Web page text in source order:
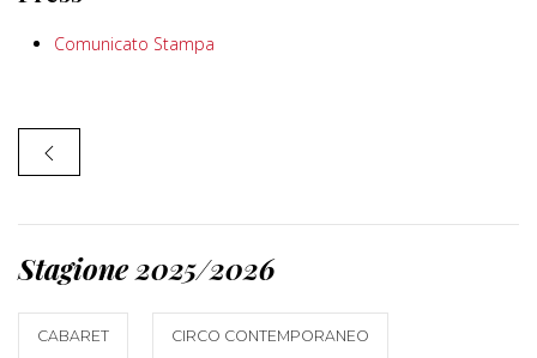
Comunicato Stampa
Stagione 2025/2026
CABARET CIRCO CONTEMPORANEO